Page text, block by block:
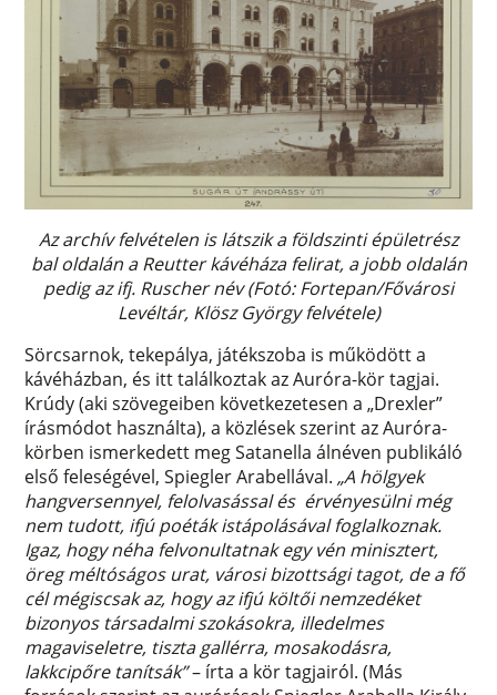
Az archív felvételen is látszik a földszinti épületrész
bal oldalán a Reutter kávéháza felirat, a jobb oldalán
pedig az ifj. Ruscher név (Fotó: Fortepan/Fővárosi
Levéltár, Klösz György felvétele)
Sörcsarnok, tekepálya, játékszoba is működött a
kávéházban, és itt találkoztak az Auróra-kör tagjai.
Krúdy (aki szövegeiben következetesen a „Drexler”
írásmódot használta), a közlések szerint az Auróra-
körben ismerkedett meg Satanella álnéven publikáló
első feleségével, Spiegler Arabellával.„A hölgyek
hangversennyel, felolvasással és érvényesülni még
nem tudott, ifjú poéták istápolásával foglalkoznak.
Igaz, hogy néha felvonultatnak egy vén minisztert,
öreg méltóságos urat, városi bizottsági tagot, de a fő
cél mégiscsak az, hogy az ifjú költői nemzedéket
bizonyos társadalmi szokásokra, illedelmes
magaviseletre, tiszta gallérra, mosakodásra,
lakkcipőre tanítsák”– írta a kör tagjairól. (Más